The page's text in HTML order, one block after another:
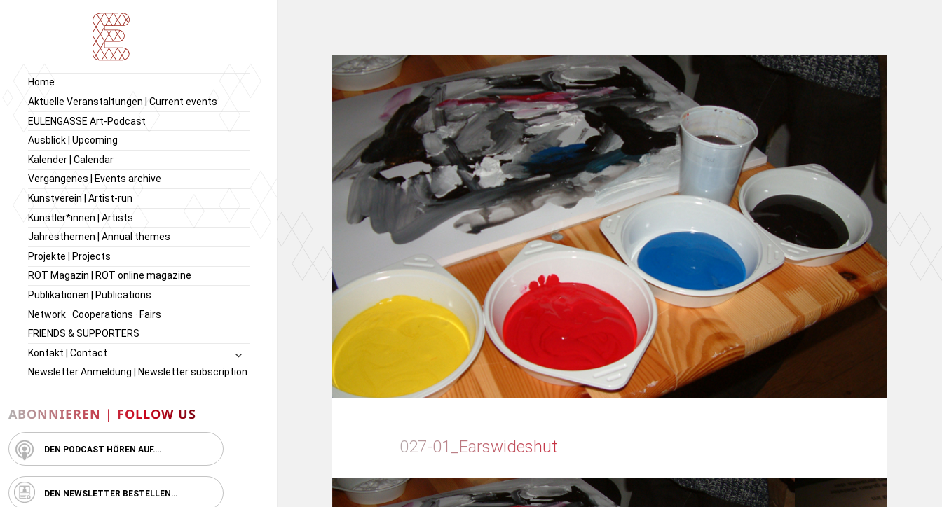
Ausstellungsraum
EULENGASSE
zeitgenössischer Kunst,
Kunstverein
EULENGASSE e.V.
Home
Aktuelle Veranstaltungen | Current events
EULENGASSE Art-Podcast
Ausblick | Upcoming
Kalender | Calendar
Vergangenes | Events archive
Kunstverein | Artist-run
Künstler*innen | Artists
Jahresthemen | Annual themes
Projekte | Projects
ROT Magazin | ROT online magazine
Publikationen | Publications
Network · Cooperations · Fairs
FRIENDS & SUPPORTERS
Kontakt | Contact
Newsletter Anmeldung | Newsletter subscription
ABONNIEREN | FOLLOW US
DEN PODCAST HÖREN AUF….
DEN NEWSLETTER BESTELLEN…
027-01_Earswideshut